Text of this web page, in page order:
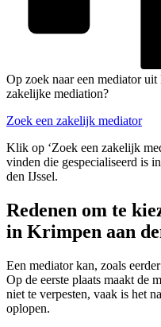
Op zoek naar een mediator
zakelijke mediation?
Zoek een zakelijk mediator
Klik op ‘Zoek een zakelijk
vinden die gespecialiseerd is
den IJssel.
Redenen om te
in Krimpen aan
Een mediator kan, zoals
Op de eerste plaats maakt de
niet te verpesten, vaak is het
oplopen.